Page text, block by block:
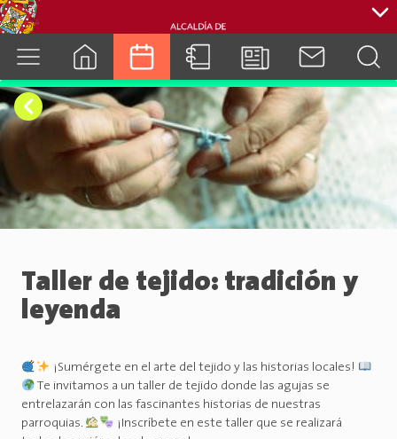
cuenca.gob.ec
Taller de tejido: tradición y
leyenda
¡Sumérgete en el arte del tejido y las historias locales!
Te invitamos a un taller de tejido donde las agujas se
entrelazarán con las fascinantes historias de nuestras
parroquias.
¡Inscríbete en este taller que se realizará